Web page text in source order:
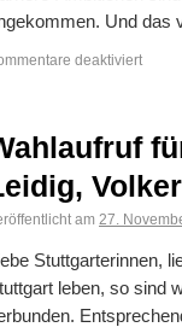
Und das
deaktiviert
am 27.
Stuttgarterinnen,
leben, so sind